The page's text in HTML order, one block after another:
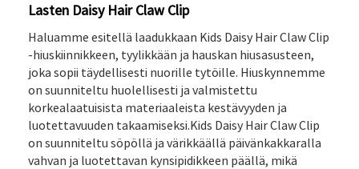
Lasten Daisy Hair Claw Clip
Haluamme esitellä laadukkaan Kids Daisy Hair Claw Clip
-hiuskiinnikkeen, tyylikkään ja hauskan hiusasusteen,
joka sopii täydellisesti nuorille tytöille. Hiuskynnemme
on suunniteltu huolellisesti ja valmistettu
korkealaatuisista materiaaleista kestävyyden ja
luotettavuuden takaamiseksi.Kids Daisy Hair Claw Clip
on suunniteltu söpöllä ja värikkäällä päivänkakkaralla
vahvan ja luotettavan kynsipidikkeen päällä, mikä